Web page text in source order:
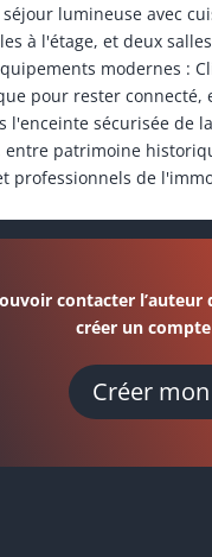
séjour lumineuse avec
à l'étage, et deux
modernes :
pour rester connecté,
l'enceinte sécurisée de
entre patrimoine
professionnels de
contacter l’auteur
créer un
Créer